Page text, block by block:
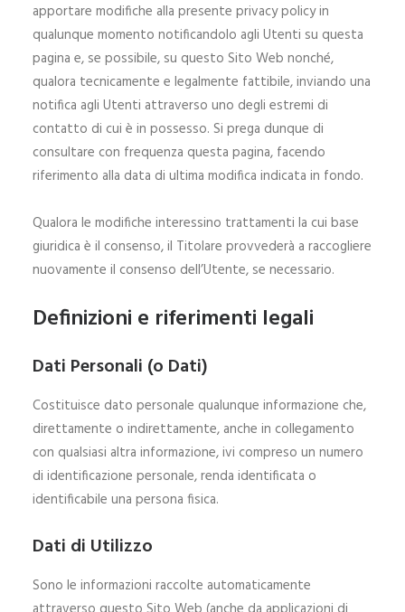
apportare modifiche alla presente privacy policy in
qualunque momento notificandolo agli Utenti su questa
pagina e, se possibile, su questo Sito Web nonché,
qualora tecnicamente e legalmente fattibile, inviando una
notifica agli Utenti attraverso uno degli estremi di
contatto di cui è in possesso. Si prega dunque di
consultare con frequenza questa pagina, facendo
riferimento alla data di ultima modifica indicata in fondo.
Qualora le modifiche interessino trattamenti la cui base
giuridica è il consenso, il Titolare provvederà a raccogliere
nuovamente il consenso dell’Utente, se necessario.
Definizioni e riferimenti legali
Dati Personali (o Dati)
Costituisce dato personale qualunque informazione che,
direttamente o indirettamente, anche in collegamento
con qualsiasi altra informazione, ivi compreso un numero
di identificazione personale, renda identificata o
identificabile una persona fisica.
Dati di Utilizzo
Sono le informazioni raccolte automaticamente